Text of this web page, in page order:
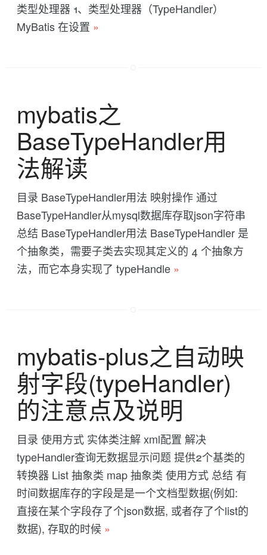
类型处理器 1、类型处理器（TypeHandler）
MyBatis 在设置 »
mybatis之
BaseTypeHandler用
法解读
目录 BaseTypeHandler用法 映射操作 通过
BaseTypeHandler从mysql数据库存取json字符串
总结 BaseTypeHandler用法 BaseTypeHandler 是
个抽象类，需要子类去实现其定义的 4 个抽象方
法，而它本身实现了 typeHandle »
mybatis-plus之自动映
射字段(typeHandler)
的注意点及说明
目录 使用方式 实体类注解 xml配置 解决
typeHandler查询无数据显示问题 提供2个基类的
转换器 List 抽象类 map 抽象类 使用方式 总结 有
时间数据库存的字段是是一个文档型数据(例如:
直接在某个字段存了个json数据, 或者存了个list的
数据), 存取的时候 »